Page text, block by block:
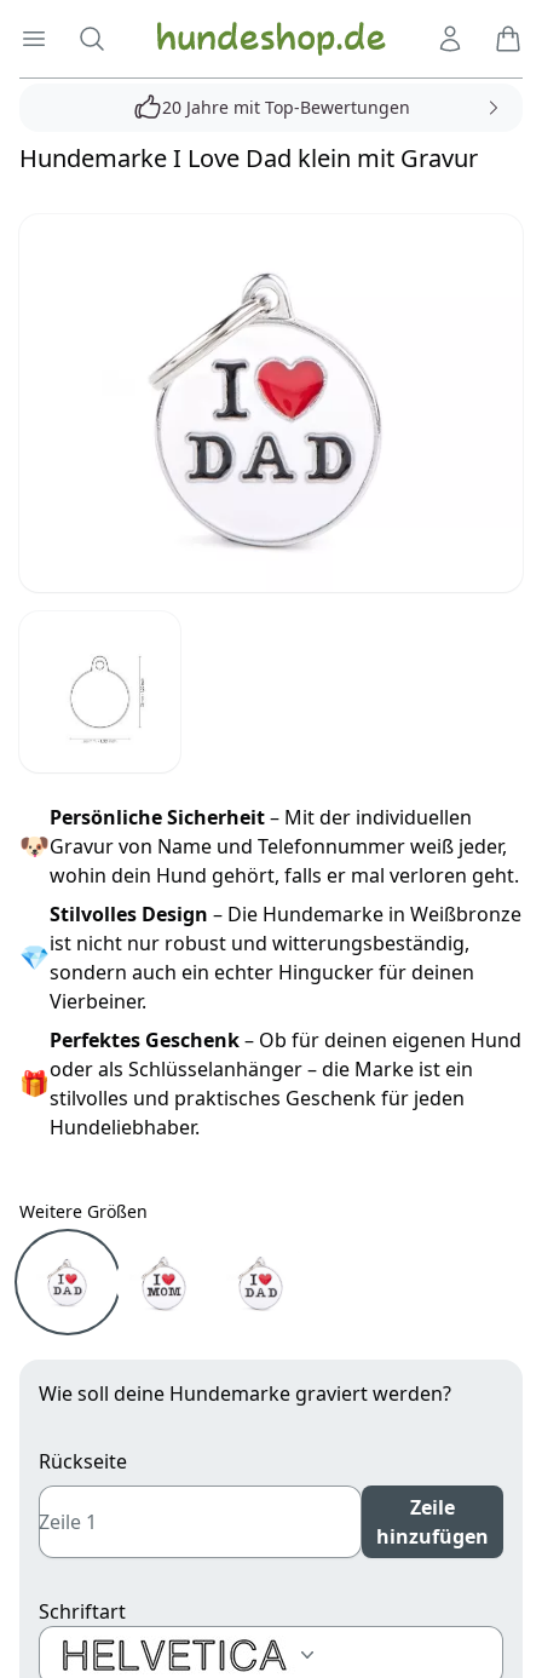
Menü öffnen
Suche Hundeshop.de
20 Jahre mit Top-Bewertungen
Hundemarke I Love Dad klein mit Gravur
🐶
Persönliche Sicherheit– Mit der individuellen
Gravur von Name und Telefonnummer weiß jeder,
wohin dein Hund gehört, falls er mal verloren geht.
💎
Stilvolles Design – Die Hundemarke in Weißbronze
ist nicht nur robust und witterungsbeständig,
sondern auch ein echter Hingucker für deinen
Vierbeiner.
🎁
Perfektes Geschenk– Ob für deinen eigenen Hund
oder als Schlüsselanhänger – die Marke ist ein
stilvolles und praktisches Geschenk für jeden
Hundeliebhaber.
Weitere Größen
Weitere Größen
Hundemarke I Love Dad klein mit Gravur
Hundemarke I Love Mom groß mit
Hundemarke I Love Dad groß
Wie soll deine Hundemarke graviert werden?
Rückseite
Zeile
hinzufügen
Schriftart
Schriftarten